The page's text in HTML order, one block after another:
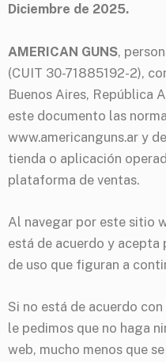
Diciembre de 2025.
AMERICAN GUNS,
(CUIT 30-71885192-2),
Buenos Aires, República
este documento las
www.americanguns.ar y
tienda o aplicación
plataforma de ventas.
Al navegar por este sitio
está de acuerdo y acepta
de uso que figuran a
Si no está de acuerdo
le pedimos que no haga
web, mucho menos que